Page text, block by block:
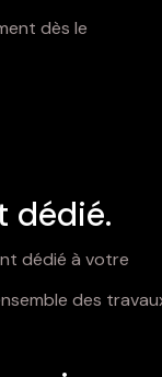
dès le
dédié.
dédié à votre
des